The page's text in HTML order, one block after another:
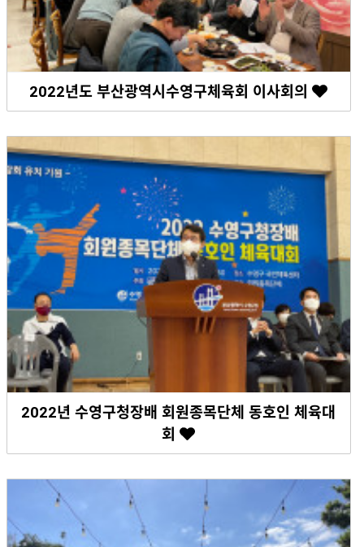
2022년도 부산광역시수영구체육회 이사회의
2022년 수영구청장배 회원종목단체 동호인 체육대
회